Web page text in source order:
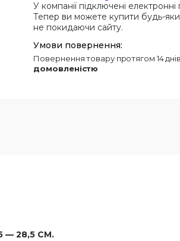
У компанії підключені електронні
Тепер ви можете купити будь-
не покидаючи сайту.
повернення товару протягом 14 днів
домовленістю
— 28,5 СМ.